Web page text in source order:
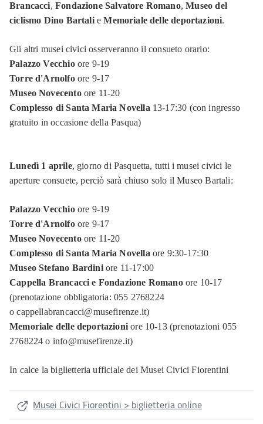
Brancacci, Fondazione Salvatore Romano,Museo del
ciclismo Dino BartalieMemoriale delle deportazioni.
Gli altri musei civici osserveranno il consueto orario:
Palazzo Vecchioore 9-19
Torre d'Arnolfo ore 9-17
Museo Novecento ore 11-20
Complesso di Santa Maria Novella 13-17:30 (con ingresso
gratuito in occasione della Pasqua)
Lunedì 1 aprile, giorno di Pasquetta, tutti i musei civici le
aperture consuete, perciò sarà chiuso solo il Museo Bartali:
Palazzo Vecchioore 9-19
Torre d'Arnolfo ore 9-17
Museo Novecentoore 11-20
Complesso di Santa Maria Novella ore 9:30-17:30
Museo Stefano Bardini ore 11-17:00
Cappella Brancacci e Fondazione Romanoore 10-17
(prenotazione obbligatoria: 055 2768224
o cappellabrancacci@musefirenze.it)
Memoriale delle deportazioni ore 10-13 (prenotazioni 055
2768224 o info@musefirenze.it)
In calce la biglietteria ufficiale dei Musei Civici Fiorentini
Musei Civici Fiorentini > biglietteria online